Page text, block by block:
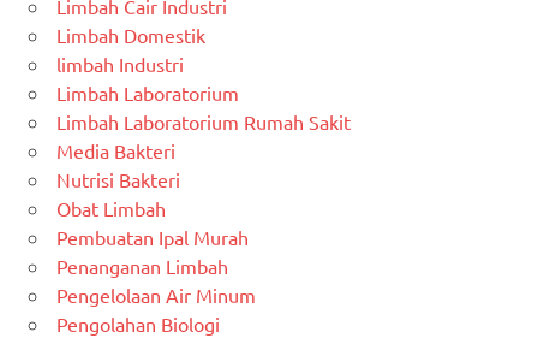
Limbah Cair Industri
Limbah Domestik
limbah Industri
Limbah Laboratorium
Limbah Laboratorium Rumah Sakit
Media Bakteri
Nutrisi Bakteri
Obat Limbah
Pembuatan Ipal Murah
Penanganan Limbah
Pengelolaan Air Minum
Pengolahan Biologi